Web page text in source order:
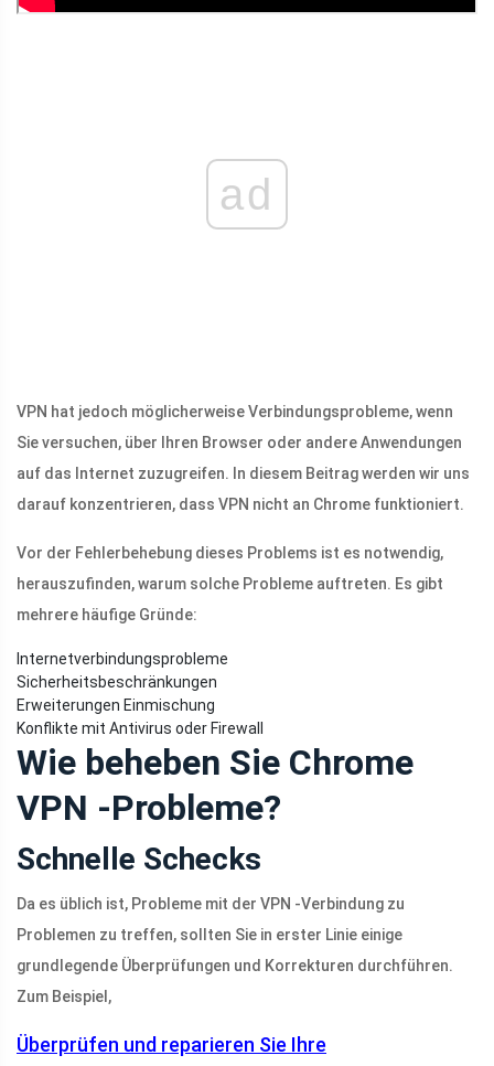
ad
VPN hat jedoch möglicherweise Verbindungsprobleme, wenn
Sie versuchen, über Ihren Browser oder andere Anwendungen
auf das Internet zuzugreifen. In diesem Beitrag werden wir uns
darauf konzentrieren, dass VPN nicht an Chrome funktioniert.
Vor der Fehlerbehebung dieses Problems ist es notwendig,
herauszufinden, warum solche Probleme auftreten. Es gibt
mehrere häufige Gründe:
Internetverbindungsprobleme
Sicherheitsbeschränkungen
Erweiterungen Einmischung
Konflikte mit Antivirus oder Firewall
Wie beheben Sie Chrome
VPN -Probleme?
Schnelle Schecks
Da es üblich ist, Probleme mit der VPN -Verbindung zu
Problemen zu treffen, sollten Sie in erster Linie einige
grundlegende Überprüfungen und Korrekturen durchführen.
Zum Beispiel,
Überprüfen und reparieren Sie Ihre